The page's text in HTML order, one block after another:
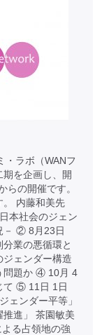
ラボ（WANフ
を企画し、開
らの開催です。
。 内藤和美先
本社会のジェン
－ ② 8月23日
業の悪循環と
ェンダー構造
問題か ④ 10月 4
て ⑤ 11日 1日
ェンダー平等」
推進」 茶園敏美
る占領地の強